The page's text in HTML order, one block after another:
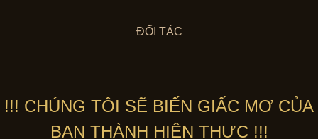
ĐỐI TÁC
!!! CHÚNG TÔI SẼ BIẾN GIẤC MƠ CỦA
BẠN THÀNH HIỆN THỰC !!!